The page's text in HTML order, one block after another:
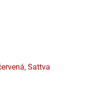
Sattva